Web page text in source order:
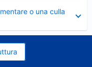
o una culla